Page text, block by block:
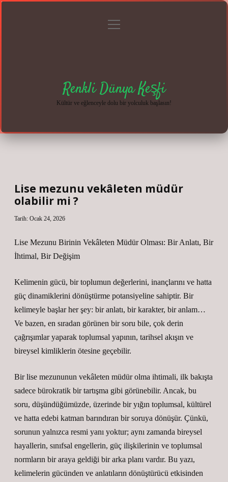
menüyü
Renkli Dünya Keşfi
Kültür ve eğlenceyle dolu bir yolculuk başlasın!
Lise mezunu vekâleten müdür
olabilir mi ?
Tarih: Ocak 24, 2026
Lise Mezunu Birinin Vekâleten Müdür Olması: Bir Anlatı, Bir
İhtimal, Bir Değişim
Kelimenin gücü, bir toplumun değerlerini, inançlarını ve hatta
güç dinamiklerini dönüştürme potansiyeline sahiptir. Bir
kelimeyle başlar her şey: bir anlatı, bir karakter, bir anlam…
Ve bazen, en sıradan görünen bir soru bile, çok derin
çağrışımlar yaparak toplumsal yapının, tarihsel akışın ve
bireysel kimliklerin ötesine geçebilir.
Bir lise mezununun vekâleten müdür olma ihtimali, ilk bakışta
sadece bürokratik bir tartışma gibi görünebilir. Ancak, bu
soru, düşündüğümüzde, üzerinde bir yığın toplumsal, kültürel
ve hatta edebi katman barındıran bir soruya dönüşür. Çünkü,
sorunun yalnızca resmi yanı yoktur; aynı zamanda bireysel
hayallerin, sınıfsal engellerin, güç ilişkilerinin ve toplumsal
normların bir araya geldiği bir arka planı vardır. Bu yazı,
kelimelerin gücünden ve anlatıların dönüştürücü etkisinden